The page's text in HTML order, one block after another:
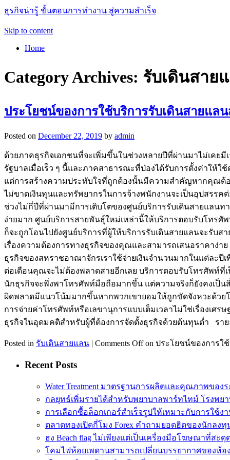
ธุรกิจน่ารู้ ขั้นตอนการทำงาน สู่ความสำเร็จ
Skip to content
Home
Category Archives: รับเดินสาย
ประโยชน์ของการใช้บริการรับเดินสายแล
Posted on December 22, 2019 by admin
ด้วยภาคธุรกิจเอกชนที่จะเพิ่มขึ้นในช่วงหลายปีที่ผ่านมาไม่เคย
รัฐบาลเมื่อเร็ว ๆ นี้และภาคสาธารณะที่ป่องได้รับการตั้งค่าให้ใ
แต่การสร้างความประทับใจที่ถูกต้องนั้นมีความสำคัญหากคุณต้
ไม่ขาดเงินทุนและทรัพยากรในการจ้างพนักงานจะเป็นอุปสรร
ช่วงไม่กี่ปีที่ผ่านมามีการเติบโตของศูนย์บริการรับเดินสายแลน
ง่ายมาก ศูนย์บริการสายพันธุ์ใหม่เหล่านี้ให้บริการตอบรับโท
ก็จะถูกโอนไปยังศูนย์บริการที่ผู้ให้บริการรับเดินสายแลนจะรับ
เรื่องความต้องการทางธุรกิจของคุณและสามารถเสนอราคาง่
ธุรกิจของสหราชอาณาจักรเราใช้จ่ายเงินจำนวนมากในแต่ละ
ต่อเดือนคุณจะไม่ต้องพลาดสายอีกเลย บริการตอบรับโทรศัพท์ที่
นักธุรกิจจะพึ่งพาโทรศัพท์มือถือมากขึ้น แต่ความจริงก็ยังคงเป็
ผิดพลาดมีแนวโน้มมากขึ้นหากพวกเขายอมให้ถูกขัดจังหวะด้ว
การจ่ายค่าโทรศัพท์หรือเลขานุการแบบเต็มเวลาไม่ใช่เรื่องเศ
ธุรกิจในอุดมคติสำหรับผู้ที่ต้องการจัดตั้งธุรกิจด้วยต้นทุนต่ำ รายละ
Posted in รับเดินสายแลน | Comments Offon ประโยชน์ของการใ
Recent Posts
Water Treatment มาตรฐานการผลิตและคุณภาพของ
กลยุทธ์เพิ่มรายได้สำหรับพยาบาลพาร์ทไทม์ โรงพย
การเลือกซื้อล็อกเกอร์สำเร็จรูปให้เหมาะกับการใช้ง
ตลาดทองเปิดกี่โมง Forex คำถามยอดฮิตของนักลง
ธง Beach flag ไม่เพียงแต่เป็นเครื่องมือโฆษณาที่สะดุ
โคมไฟห้อยเพดานสามารถเปลี่ยนบรรยากาศของห้อ